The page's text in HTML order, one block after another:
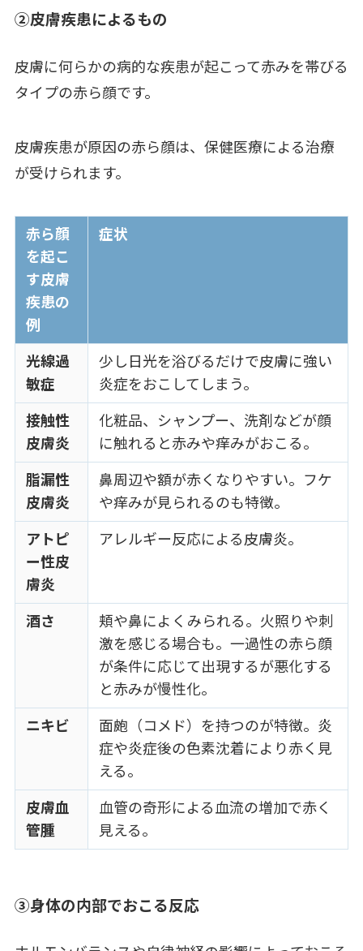
②皮膚疾患によるもの
皮膚に何らかの病的な疾患が起こって赤みを帯びる
タイプの赤ら顔です。
皮膚疾患が原因の赤ら顔は、保健医療による治療
が受けられます。
赤ら顔
を起こ
す皮膚
疾患の
例
症状
光線過
敏症
少し日光を浴びるだけで皮膚に強い
炎症をおこしてしまう。
接触性
皮膚炎
化粧品、シャンプー、洗剤などが顔
に触れると赤みや痒みがおこる。
脂漏性
皮膚炎
鼻周辺や額が赤くなりやすい。フケ
や痒みが見られるのも特徴。
アトピ
ー性皮
膚炎
アレルギー反応による皮膚炎。
酒さ
頬や鼻によくみられる。火照りや刺
激を感じる場合も。一過性の赤ら顔
が条件に応じて出現するが悪化する
と赤みが慢性化。
ニキビ
面皰（コメド）を持つのが特徴。炎
症や炎症後の色素沈着により赤く見
える。
皮膚血
管腫
血管の奇形による血流の増加で赤く
見える。
③身体の内部でおこる反応